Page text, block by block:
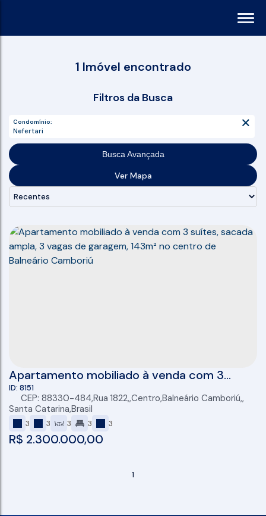
1 Imóvel encontrado
Condomínio:
Nefertari
Busca Avançada
Ver Mapa
Apartamento mobiliado à venda com 3
suítes, sacada ampla, 3 vagas de garagem,
143m² no centro de Balneário Camboriú
R$ 2.300.000,00
8151
CEP: 88330-484,Rua 1822,Centro,Balneário Camboriú ,
Santa Catarina,Brasil
3 3 3 3 3
1